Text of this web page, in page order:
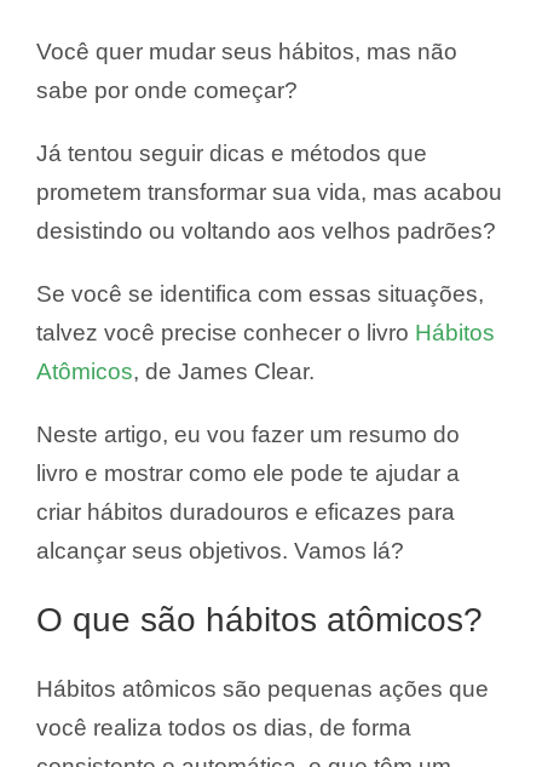
Você quer mudar seus hábitos, mas não
sabe por onde começar?
Já tentou seguir dicas e métodos que
prometem transformar sua vida, mas acabou
desistindo ou voltando aos velhos padrões?
Se você se identifica com essas situações,
talvez você precise conhecer o livro Hábitos
Atômicos, de James Clear.
Neste artigo, eu vou fazer um resumo do
livro e mostrar como ele pode te ajudar a
criar hábitos duradouros e eficazes para
alcançar seus objetivos. Vamos lá?
O que são hábitos atômicos?
Hábitos atômicos são pequenas ações que
você realiza todos os dias, de forma